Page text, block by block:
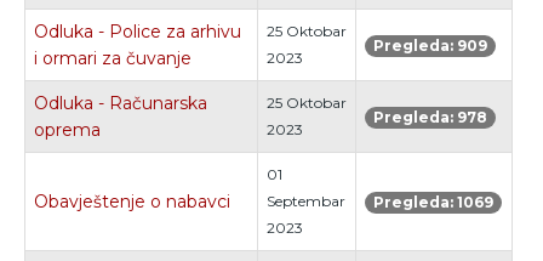
Odluka - Police za arhivu
i ormari za čuvanje
25 Oktobar
2023
Pregleda: 909
Odluka - Računarska
oprema
25 Oktobar
2023
Pregleda: 978
Obavještenje o nabavci
01
Septembar
2023
Pregleda: 1069